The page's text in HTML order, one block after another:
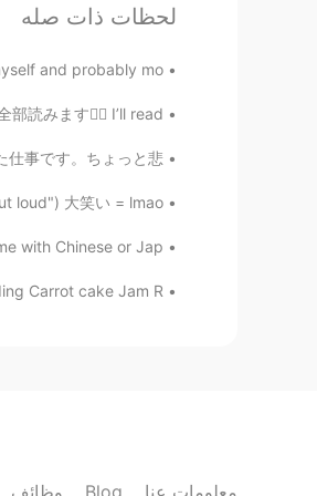
@Emma
beautiful
Mika
EN
JP
@nocori
haha
لحظات ذات صله
and probably mo...
部読みます🙇‍♂️ I’ll read ...
ー 明日からまた仕事です。ちょっと悲...
loud") 大笑い = lmao ( ...
with Chinese or Jap...
Carrot cake Jam R...
وظائف Blog معلومات عنا